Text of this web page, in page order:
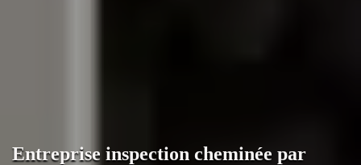
Entreprise inspection cheminée par